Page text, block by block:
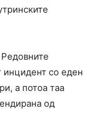
инцидент со еден
а потоа таа
од